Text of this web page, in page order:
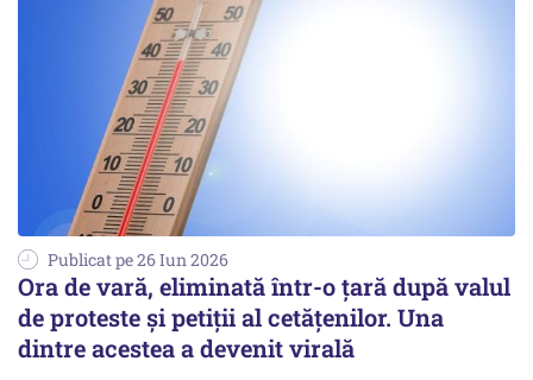
Publicat pe 26 Iun 2026
Ora de vară, eliminată într-o țară după valul
de proteste și petiții al cetățenilor. Una
dintre acestea a devenit virală